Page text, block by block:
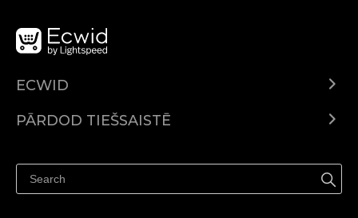
ECWID
Izcenojumi
PĀRDOD TIEŠSAISTĒ
Pārdod Facebook
Pārdod Instagram